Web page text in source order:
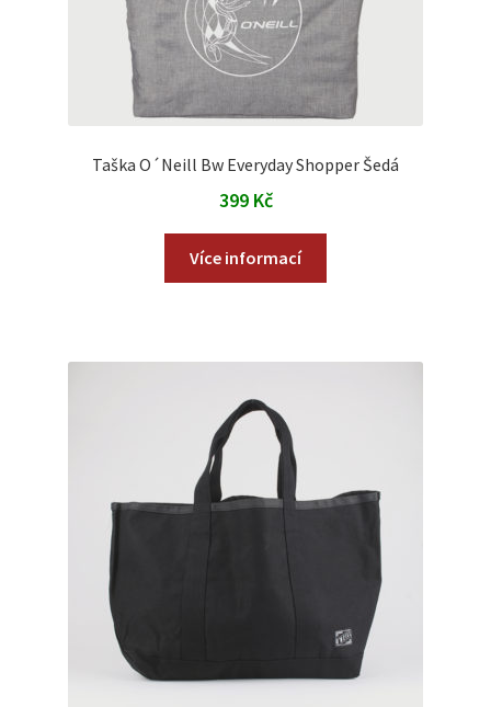
Taška O´Neill Bw Everyday Shopper Šedá
399 Kč
Více informací